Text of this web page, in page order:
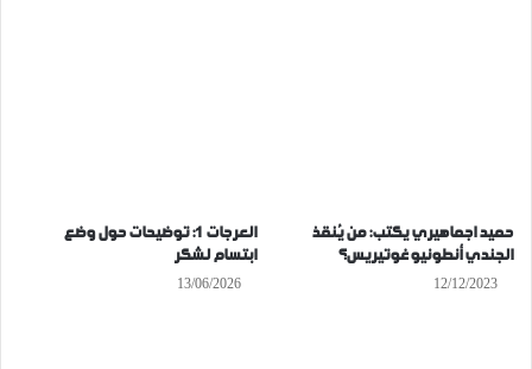
حميد اجماهيري يكتب: من‮ ‬يُنقذ
الجندي‮ ‬أنطونيو‮ ‬غوتيريس؟
12/12/2023
العرجات 1: توضيحات حول وضع
ابتسام لشكر
13/06/2026